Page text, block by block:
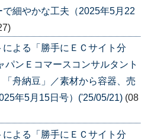
細やかな工夫（2025年5月22
による「勝手にＥＣサイト分
ンＥコマースコンサルタント
舟納豆」／素材から容器、売
年5月15日号）('25/05/21) (08
による「勝手にＥＣサイト分